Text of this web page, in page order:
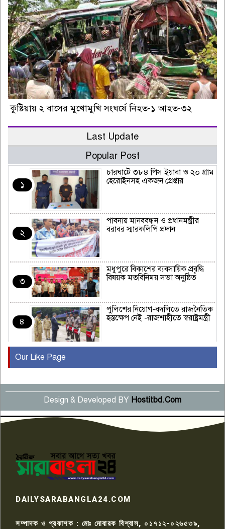
কুষ্টিয়ায় ২ বাসের মুখোমুখি সংঘর্ষে নিহত-১ আহত-৩২
Last Update
Popular Post
১
চারঘাটে ৩৮৪ পিস ইয়াবা ও ২০ গ্রাম
হেরোইনসহ একজন গ্রেপ্তার
২
পাবনায় মানববন্ধন ও প্রধানমন্ত্রীর
বরাবর স্মারকলিপি প্রদান
৩
মধুপুরে বিকাশের ব্যবসায়িক প্রবৃদ্ধি
বিষয়ক মতবিনিময় সভা অনুষ্ঠিত
৪
পুলিশের নিয়োগ-বদলিতে রাজনৈতিক
হস্তক্ষেপ নেই -রাজশাহীতে স্বরাষ্ট্রমন্ত্রী
৫
বছর পূর্তি উদযাপন
৬
সংবাদ সম্মেলনে অভিযোগ অস্বীকার
উদ্দেশ্য প্রণোদিত সংবাদ প্রকাশের
প্রতিবাদ নাজির হাসানের
৭
কেটে ঘরে ঢুকে স্কুল শিক্ষিকাকে হত্যা
টয়লেটের ট্যাংকি থেকে লাশ উদ্ধার
রাজশাহীতে সন্ত্রাসী হামলায় গুরুতর
Our Like Page
Design & Developed BY Hostitbd.Com
DAILYSARABANGLA24.COM
সম্পাদক ও প্রকাশক : মোঃ মোবারক বিশ্বাস, ০১৭১২-০২৬৫৩৯,